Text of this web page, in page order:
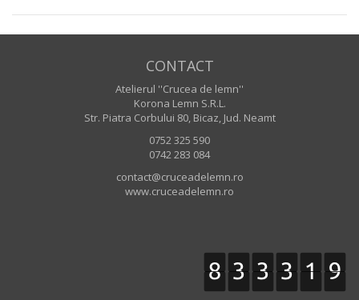
CONTACT
Atelierul ''Crucea de lemn''
Korona Lemn S.R.L.
Str. Piatra Corbului 80, Bicaz, Jud. Neamt
0752 325 590
0742 283 084
contact@cruceadelemn.ro
www.cruceadelemn.ro